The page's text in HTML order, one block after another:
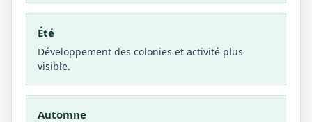
Été
Développement des colonies et activité plus
visible.
Automne